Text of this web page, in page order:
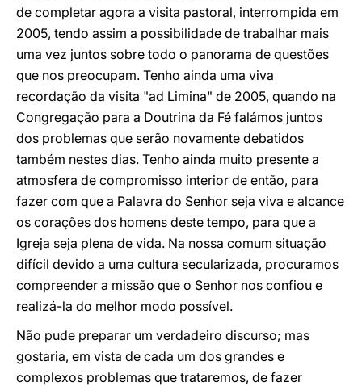
de completar agora a visita pastoral, interrompida em
2005, tendo assim a possibilidade de trabalhar mais
uma vez juntos sobre todo o panorama de questões
que nos preocupam. Tenho ainda uma viva
recordação da visita "ad Limina" de 2005, quando na
Congregação para a Doutrina da Fé falámos juntos
dos problemas que serão novamente debatidos
também nestes dias. Tenho ainda muito presente a
atmosfera de compromisso interior de então, para
fazer com que a Palavra do Senhor seja viva e alcance
os corações dos homens deste tempo, para que a
Igreja seja plena de vida. Na nossa comum situação
difícil devido a uma cultura secularizada, procuramos
compreender a missão que o Senhor nos confiou e
realizá-la do melhor modo possível.
Não pude preparar um verdadeiro discurso; mas
gostaria, em vista de cada um dos grandes e
complexos problemas que trataremos, de fazer